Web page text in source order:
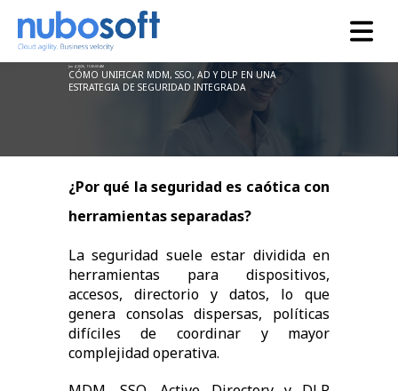
Jun 4, 2026, 11:30:00 AM
CÓMO UNIFICAR MDM, SSO, AD Y DLP EN UNA
ESTRATEGIA DE SEGURIDAD INTEGRADA
¿Por qué la seguridad es caótica con
herramientas separadas?
La seguridad suele estar dividida en
herramientas para dispositivos,
accesos, directorio y datos, lo que
genera consolas dispersas, políticas
difíciles de coordinar y mayor
complejidad operativa.